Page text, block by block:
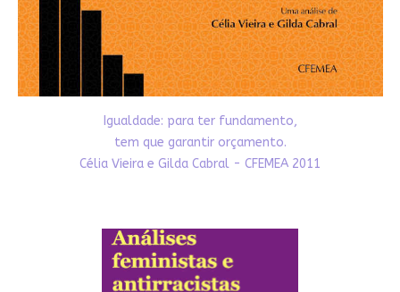
Igualdade: para ter fundamento,
tem que garantir orçamento.
Célia Vieira e Gilda Cabral - CFEMEA 2011